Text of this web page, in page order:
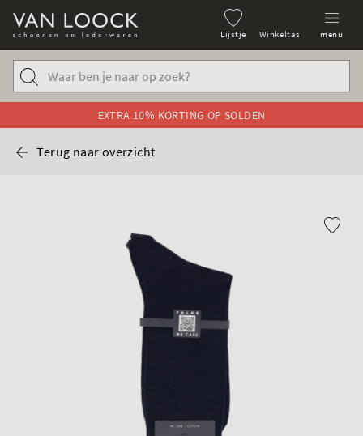
Lijstje Winkeltas menu
EXTRA 10% KORTING OP SOLDEN
Terug naar overzicht